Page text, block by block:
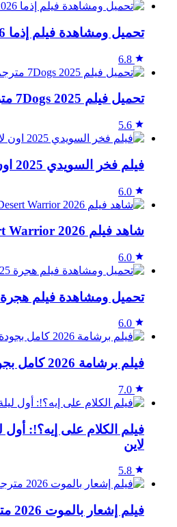
تحميل ومشاهدة فيلم إذما 2026 مترجم HD
6.8
تحميل فيلم 7Dogs 2025 مترجم HD مجاناً
5.6
فيلم فخر السويدي 2025 اون لاين
6.0
شاهد فيلم Desert Warrior 2026 مترجم HD
6.0
تحميل ومشاهدة فيلم هجرة 2025 HD
6.0
فيلم برشامة 2026 كامل بجودة HD
7.0
لاين
5.8
فيلم إشعار بالموت 2026 مترجم مباشرة HD